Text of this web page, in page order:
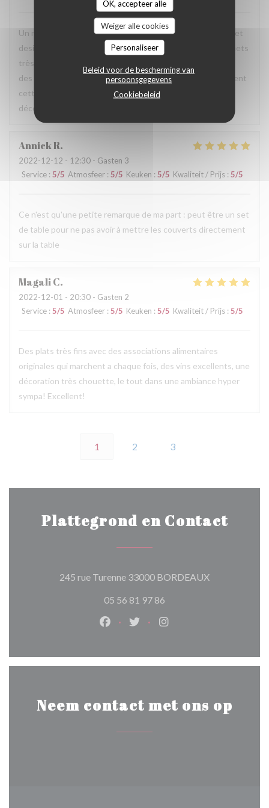
OK, accepteer alle
Weiger alle cookies
Personaliseer
Beleid voor de bescherming van
persoonsgegevens
Cookiebeleid
Un merveilleux moment, dans un bel écrin à la fois douillet et
design. un accueil chaleureux avec des échanges sur les mets
très agréables tout au long du repas, quand à l'association
des plats et des vins a été parfaite. Je recommande vivement
cette adresse qui a été pour ma femme et moi une belle
découverte.
AnnickR
2022-12-12 - 12:30 - Gasten 3
Service : 5/5 Atmosfeer : 5/5 Keuken : 5/5 Kwaliteit / Prijs : 5/5
Ce n'est qu'une petite remarque de ma part : peut être un set
de table pour ne pas avoir à mettre les couverts directement
sur la table
MagaliC
2022-12-01 - 20:30 - Gasten 2
Service : 5/5 Atmosfeer : 5/5 Keuken : 5/5 Kwaliteit / Prijs : 5/5
Des plats très fins avec des associations alimentaires
originales qui marchent a chaque fois, des vins excellents, une
décoration très chouette, le tout dans une ambiance hyper
sympa! Excellent!
1 2 3
Plattegrond en Contact
245 rue Turenne 33000 BORDEAUX((opent in een
05 56 81 97 86
Facebook ((opent in een nieuw
Twitter ((opent in een
Instagram ((opent in
Neem contact met ons op